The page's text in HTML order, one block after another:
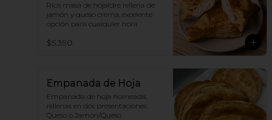
queso crema
Rica masa de hojaldre rellena de
jamón y queso crema, excelente
opción para cualquier hora
$5.390
Empanada de Hoja
Empanada de hoja horneada,
rellenas en dos presentaciones:
Queso o Jamón/Queso